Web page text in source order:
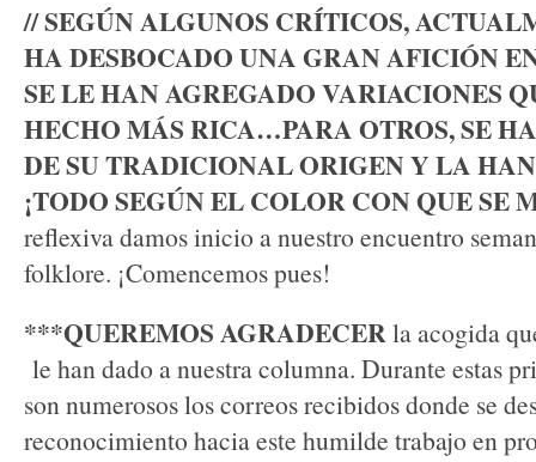
// SEGÚN ALGUNOS CRÍTICOS,
HA DESBOCADO UNA GRAN AFICIÓN
SE LE HAN AGREGADO VARIACIONES
HECHO MÁS RICA…PARA OTROS, SE
DE SU TRADICIONAL ORIGEN Y LA
¡TODO SEGÚN EL COLOR CON QUE SE
reflexiva damos inicio a nuestro encuentro
folklore. ¡Comencemos pues!
***QUEREMOS AGRADECERla acogida
le han dado a nuestra columna. Durante estas
son numerosos los correos recibidos donde se
reconocimiento hacia este humilde trabajo en